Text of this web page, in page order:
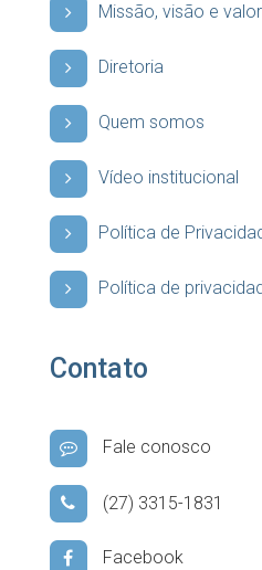
Missão, visão e
Diretoria
Quem somos
Vídeo institucional
Política de
Política de
Contato
Fale conosco
(27) 3315-1831
Facebook